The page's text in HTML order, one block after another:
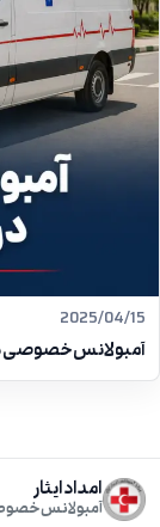
2025/04/15
آمبولانس خصوصی
امداد ایثار
آمبولانس